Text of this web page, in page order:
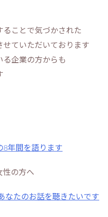
ことで気づかされた
せていただいております
る企業の方からも
8年間を語ります
性の方へ
なたのお話を聴きたいです